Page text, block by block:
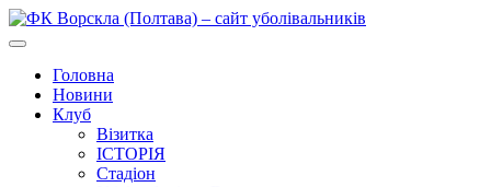
Головна
Новини
Клуб
Візитка
ІСТОРІЯ
Стадіон